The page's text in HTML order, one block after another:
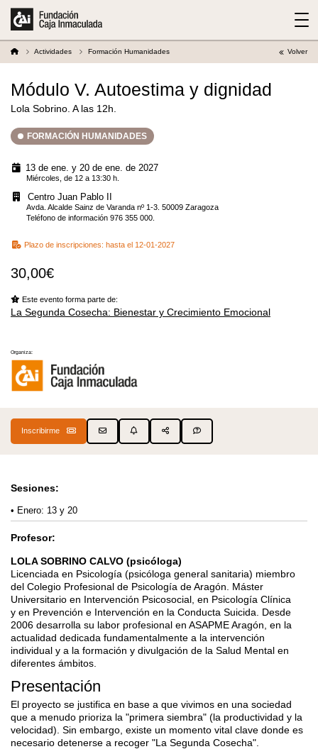
Actividades Formación Humanidades Volver
Módulo V. Autoestima y dignidad
Lola Sobrino. A las 12h.
FORMACIÓN HUMANIDADES
13 de ene. y 20 de ene. de 2027
Miércoles, de 12 a 13:30 h.
Centro Juan Pablo II
Avda. Alcalde Sainz de Varanda nº 1-3. 50009 Zaragoza
Teléfono de información 976 355 000.
Plazo de inscripciones: hasta el 12-01-2027
30,00€
Este evento forma parte de:
La Segunda Cosecha: Bienestar y Crecimiento Emocional
Organiza:
Inscribirme
Sesiones:
Enero: 13 y 20
Profesor:
LOLA SOBRINO CALVO (psicóloga)
Licenciada en Psicología (psicóloga general sanitaria) miembro
del Colegio Profesional de Psicología de Aragón. Máster
Universitario en Intervención Psicosocial, en Psicología Clínica
y en Prevención e Intervención en la Conducta Suicida. Desde
2006 desarrolla su labor profesional en ASAPME Aragón, en la
actualidad dedicada fundamentalmente a la intervención
individual y a la formación y divulgación de la Salud Mental en
diferentes ámbitos.
Presentación
El proyecto se justifica en base a que vivimos en una sociedad
que a menudo prioriza la "primera siembra" (la productividad y la
velocidad). Sin embargo, existe un momento vital clave donde es
necesario detenerse a recoger "La Segunda Cosecha".